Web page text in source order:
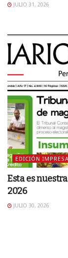
JULIO 31, 2026
EDICIÓN IMPRESA
Esta es
2026
JULIO 30, 2026